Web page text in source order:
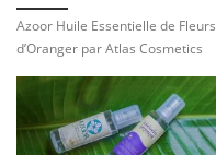
Azoor Huile Essentielle de Fleurs
d’Oranger par Atlas Cosmetics